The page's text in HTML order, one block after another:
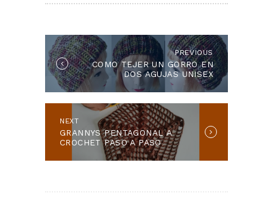
ENTRADAS
PREVIOUSPrevious
post:
COMO TEJER UN GORRO EN
DOS AGUJAS UNISEX
NEXT
post:
GRANNYS PENTAGONAL A
CROCHET PASO A PASO